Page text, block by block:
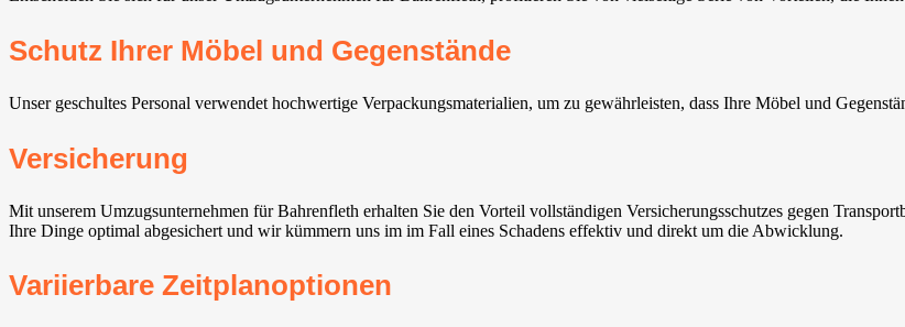
Schutz Ihrer Möbel und Gegenstände
Unser geschultes Personal verwendet hochwertige Verpackungsmaterialien, um zu gewährleisten, dass Ihre Möbel und
Versicherung
Mit unserem Umzugsunternehmen für Bahrenfleth erhalten Sie den Vorteil vollständigen Versicherungsschutzes gegen
Ihre Dinge optimal abgesichert und wir kümmern uns im im Fall eines Schadens effektiv und direkt um die Abwicklung.
Variierbare Zeitplanoptionen